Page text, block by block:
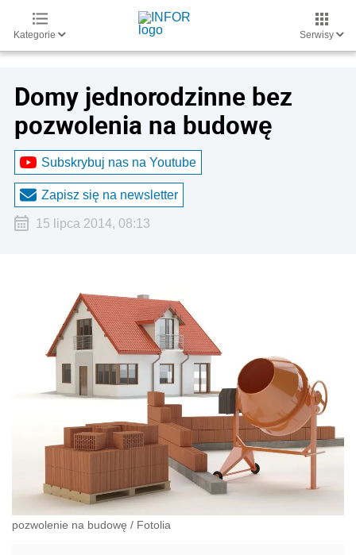
Kategorie Serwisy
Domy jednorodzinne bez
pozwolenia na budowę
Subskrybuj nas na Youtube
Zapisz się na newsletter
15 lipca 2014, 08:13
pozwolenie na budowę / Fotolia